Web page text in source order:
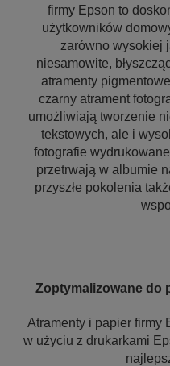
firmy Epson to
użytkowników
zarówno wysokiej
niesamowite,
atramenty
czarny atrament
umożliwiają tworzenie
tekstowych, ale i
fotografie
przetrwają w albumie
przyszłe pokolenia
Zoptymalizowane do
Atramenty i papier firmy
w użyciu z drukarkami